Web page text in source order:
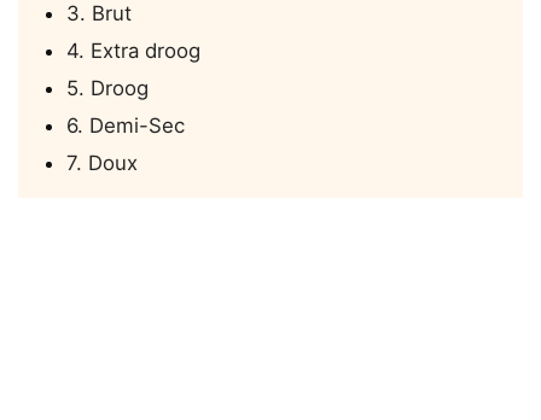
3. Brut
4. Extra droog
5. Droog
6. Demi-Sec
7. Doux